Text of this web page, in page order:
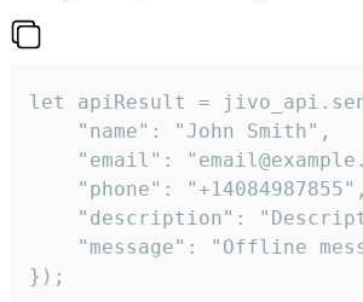
let apiResult =
    "name": "John Smith",
"email":
    "phone": "+14084987855",
"description":
"message": "Offline
});